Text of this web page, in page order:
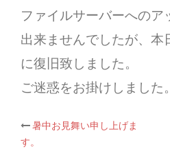
ファイルサーバーへのア
出来ませんでしたが、 本
に復旧致しました。
ご迷惑をお掛けしました。
Post
暑中お見舞い申し上げま
す。